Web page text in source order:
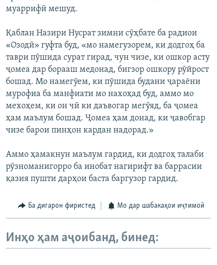
муаррифӣ мешуд.
Қаблан Назири Нусрат зимни сӯҳбате ба радиои
«Озодӣ» гуфта буд, «мо намегузорем, ки додгоҳ ба
таври пӯшида сурат гирад, чун чизе, ки ошкор асту
ҷомеа дар борааш медонад, бигзор ошкору рӯйрост
бошад. Мо намегӯем, ки пӯшида будани ҷараёни
мурофиа ба манфиати мо нахоҳад буд, аммо мо
мехоҳем, ки он чӣ ки даъвогар мегӯяд, ба ҷомеа
ҳам маълум бошад. Ҷомеа ҳам донад, ки ҷавобгар
чизе барои пинҳон кардан надорад.»
Аммо ҳамакнун маълум гардид, ки додгоҳ талаби
рӯзноманигорро ба инобат нагирифт ва баррасии
қазия пушти дарҳои баста баргузор гардид.
Ба дигарон фиристед Мо дар шабакаҳои иҷтимоӣ
Инҳо ҳам аҷоибанд, бинед: